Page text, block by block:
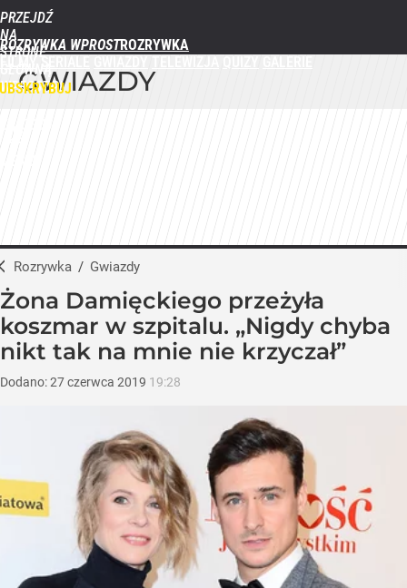
PRZEJDŹ
NA
STRONĘ
GŁÓWNĄ
WPROST.PL
ROZRYWKA WPROST
GWIAZDY
Rozrywka / Gwiazdy
Żona Damięckiego przeżyła
koszmar w szpitalu. „Nigdy chyba
nikt tak na mnie nie krzyczał”
Dodano:27czerwca 2019 19:28